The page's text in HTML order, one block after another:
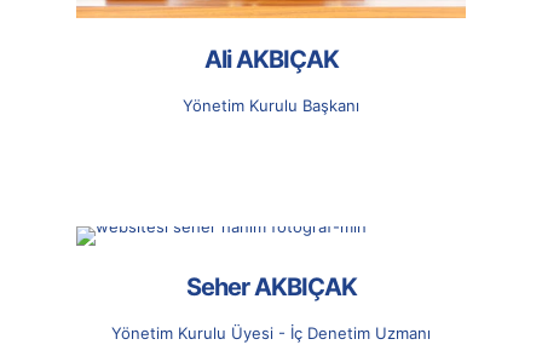
Ali AKBIÇAK
Yönetim Kurulu Başkanı
Seher AKBIÇAK
Yönetim Kurulu Üyesi - İç Denetim Uzmanı